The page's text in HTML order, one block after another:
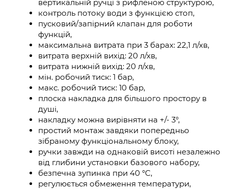
вертикальній ручці з рифленою структурою,
контроль потоку води з функцією стоп,
пусковий/запірний клапан для роботи
функцій,
максимальна витрата при 3 барах: 22,1 л/хв,
витрата верхній вихід: 20 л/хв,
витрата нижній вихід: 20 л/хв,
мін. робочий тиск: 1 бар,
макс. робочий тиск: 10 бар,
плоска накладка для більшого простору в
душі,
накладку можна вирівняти на +/- 3°,
простий монтаж завдяки попередньо
зібраному функціональному блоку,
ручки завжди на однаковій висоті незалежно
від глибини установки базового набору,
безпечна зупинка при 40 °C,
регулюється обмеження температури,